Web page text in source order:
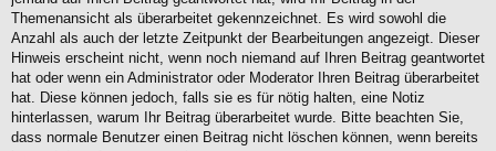
Themenansicht als überarbeitet gekennzeichnet. Es wird sowohl die
Anzahl als auch der letzte Zeitpunkt der Bearbeitungen angezeigt. Dieser
Hinweis erscheint nicht, wenn noch niemand auf Ihren Beitrag geantwortet
hat oder wenn ein Administrator oder Moderator Ihren Beitrag überarbeitet
hat. Diese können jedoch, falls sie es für nötig halten, eine Notiz
hinterlassen, warum Ihr Beitrag überarbeitet wurde. Bitte beachten Sie,
dass normale Benutzer einen Beitrag nicht löschen können, wenn bereits